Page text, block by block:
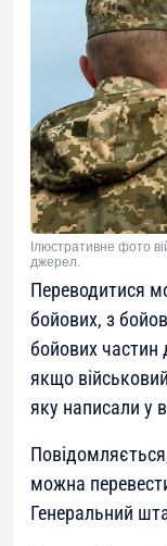
Ілюстративне фото
джерел.
Переводитися
бойових, з
бойових
якщо
яку написали у
можна
Генеральний